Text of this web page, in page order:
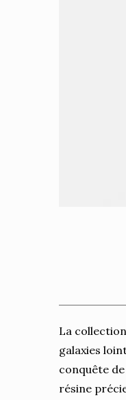
La
galaxies
conquête
résine